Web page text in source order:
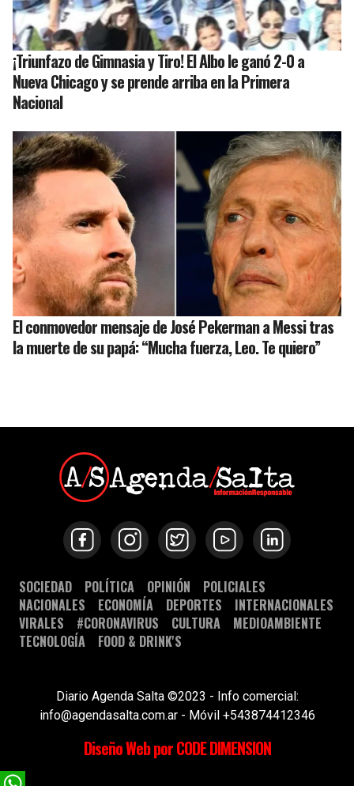
¡Triunfazo de Gimnasia y Tiro! El Albo le ganó 2-0 a
Nueva Chicago y se prende arriba en la Primera
Nacional
El conmovedor mensaje de José Pekerman a Messi tras
la muerte de su papá: “Mucha fuerza, Leo. Te quiero”
SOCIEDAD POLÍTICA OPINIÓN
POLICIALES
NACIONALES
ECONOMÍA DEPORTES
INTERNACIONALES
VIRALES
#CORONAVIRUS CULTURA
MEDIOAMBIENTE
TECNOLOGÍA
FOOD & DRINK'S
Diario Agenda Salta ©2023 - Info comercial:
info@agendasalta.com.ar - Móvil +543874412346
Diseño Web por CODE DIMENSION